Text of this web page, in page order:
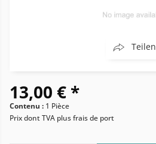
Teilen
13,00 € *
Contenu : 1 Pièce
Prix dont TVA plus frais de port